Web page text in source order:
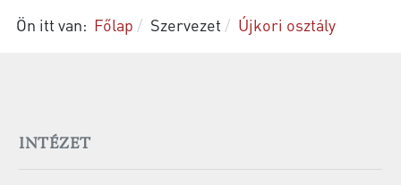
Ön itt van: Főlap Szervezet Újkori osztály
INTÉZET